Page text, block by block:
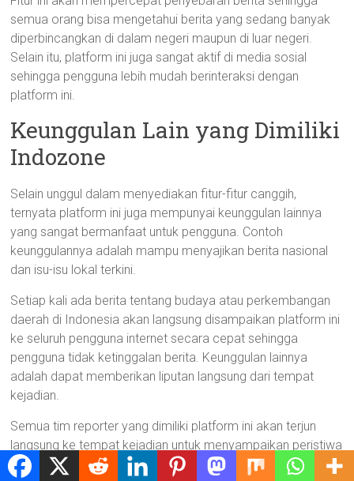
semua orang bisa mengetahui berita yang sedang banyak
diperbincangkan di dalam negeri maupun di luar negeri.
Selain itu, platform ini juga sangat aktif di media sosial
sehingga pengguna lebih mudah berinteraksi dengan
platform ini.
Keunggulan Lain yang Dimiliki
Indozone
Selain unggul dalam menyediakan fitur-fitur canggih,
ternyata platform ini juga mempunyai keunggulan lainnya
yang sangat bermanfaat untuk pengguna. Contoh
keunggulannya adalah mampu menyajikan berita nasional
dan isu-isu lokal terkini.
Setiap kali ada berita tentang budaya atau perkembangan
daerah di Indonesia akan langsung disampaikan platform ini
ke seluruh pengguna internet secara cepat sehingga
pengguna tidak ketinggalan berita. Keunggulan lainnya
adalah dapat memberikan liputan langsung dari tempat
kejadian.
Semua tim reporter yang dimiliki platform ini akan terjun
langsung ke tempat kejadian untuk menyampaikan peristiwa
secara akurat. Penyampaian berita yang seperti ini